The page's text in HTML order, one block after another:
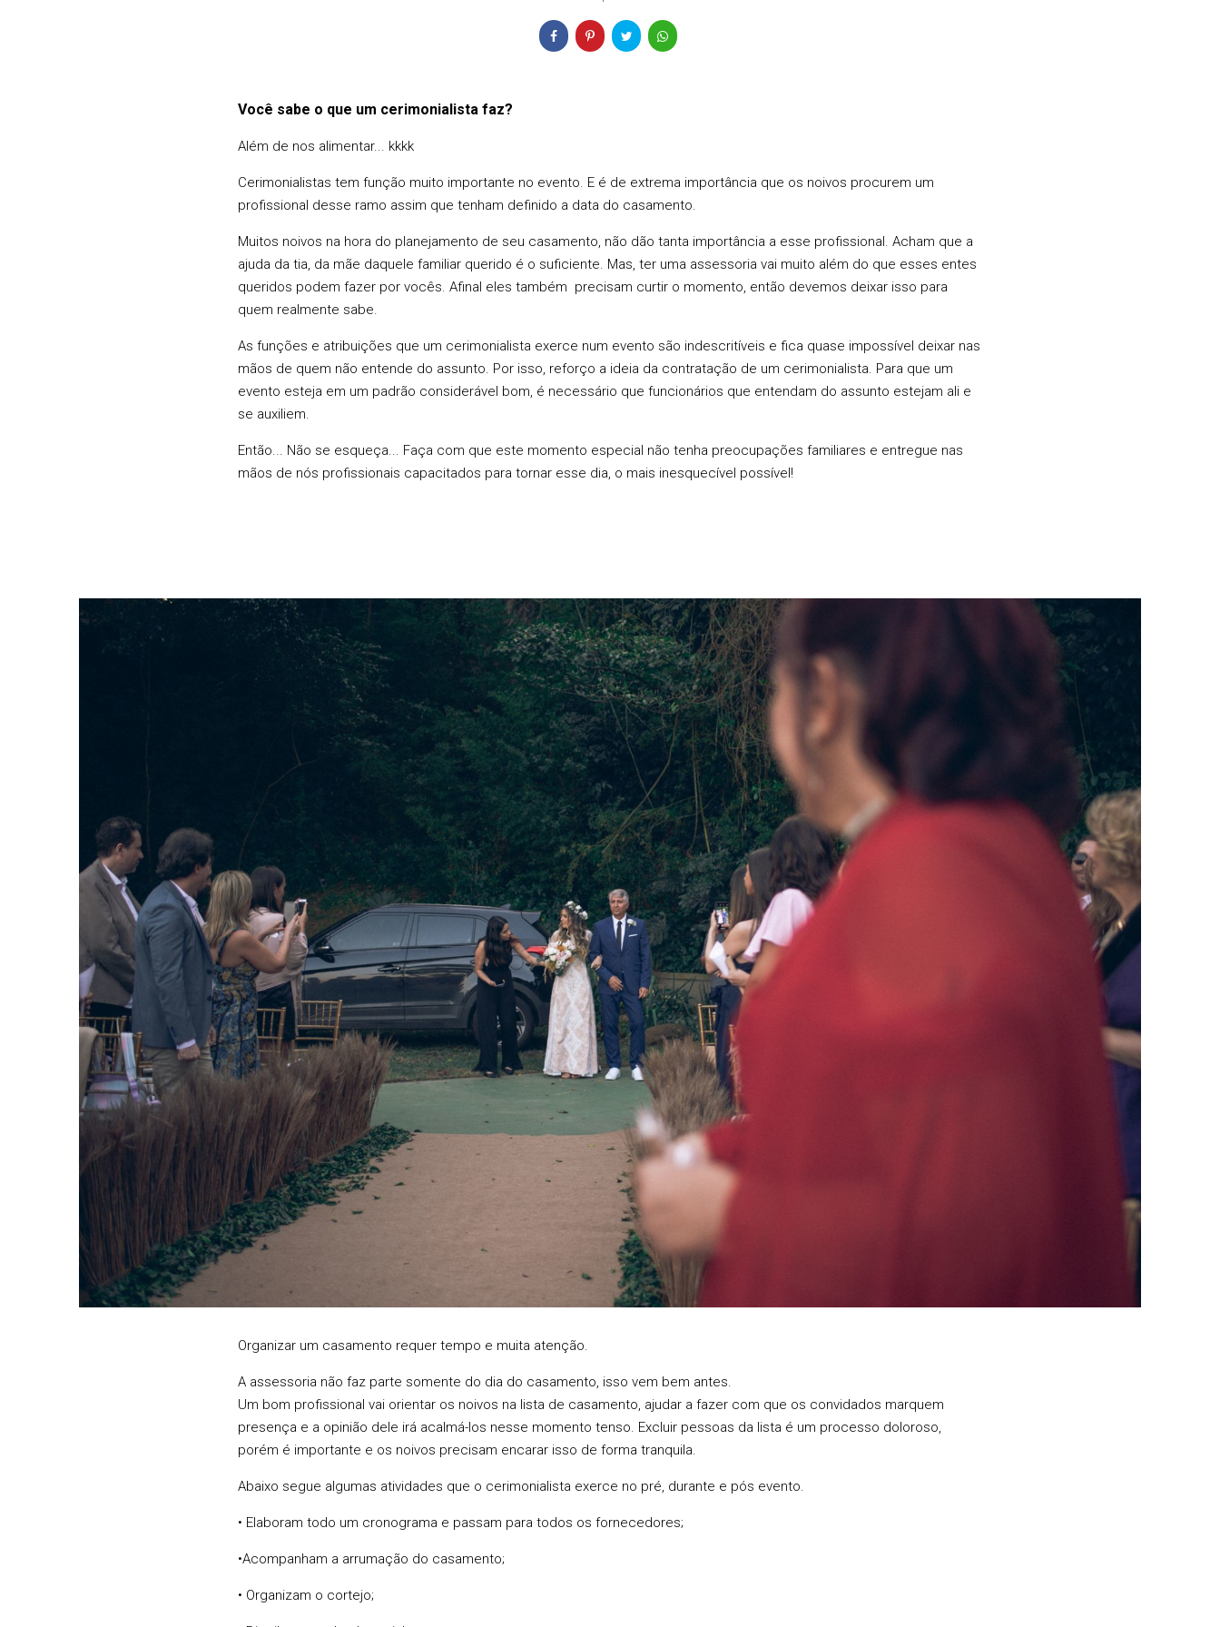
Você sabe o que um cerimonialista faz?
Além de nos alimentar... kkkk
Cerimonialistas tem função muito importante no evento. E é de extrema importância que os noivos procurem um
profissional desse ramo assim que tenham definido a data do casamento.
Muitos noivos na hora do planejamento de seu casamento, não dão tanta importância a esse profissional. Acham que a
ajuda da tia, da mãe daquele familiar querido é o suficiente. Mas, ter uma assessoria vai muito além do que esses entes
queridos podem fazer por vocês. Afinal eles também precisam curtir o momento, então devemos deixar isso para
quem realmente sabe.
As funções e atribuições que um cerimonialista exerce num evento são indescritíveis e fica quase impossível deixar nas
mãos de quem não entende do assunto. Por isso, reforço a ideia da contratação de um cerimonialista. Para que um
evento esteja em um padrão considerável bom, é necessário que funcionários que entendam do assunto estejam ali e
se auxiliem.
Então... Não se esqueça... Faça com que este momento especial não tenha preocupações familiares e entregue nas
mãos de nós profissionais capacitados para tornar esse dia, o mais inesquecível possível!
Organizar um casamento requer tempo e muita atenção.
A assessoria não faz parte somente do dia do casamento, isso vem bem antes.
Um bom profissional vai orientar os noivos na lista de casamento, ajudar a fazer com que os convidados marquem
presença e a opinião dele irá acalmá-los nesse momento tenso. Excluir pessoas da lista é um processo doloroso,
porém é importante e os noivos precisam encarar isso de forma tranquila.
Abaixo segue algumas atividades que o cerimonialista exerce no pré, durante e pós evento.
• Elaboram todo um cronograma e passam para todos os fornecedores;
•Acompanham a arrumação do casamento;
• Organizam o cortejo;